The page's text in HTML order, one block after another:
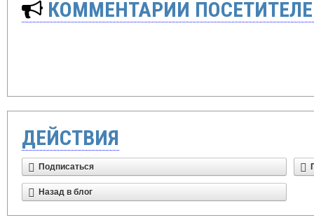
КОММЕНТАРИИ
ДЕЙСТВИЯ
Подписаться
Назад в блог